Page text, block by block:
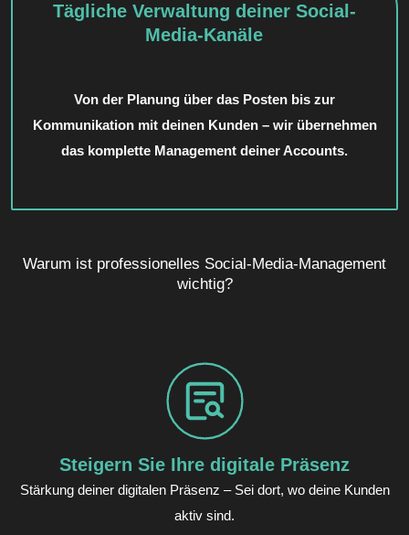
Tägliche Verwaltung deiner Social-
Media-Kanäle
Von der Planung über das Posten bis zur
Kommunikation mit deinen Kunden – wir übernehmen
das komplette Management deiner Accounts.
Warum ist professionelles Social-Media-Management
wichtig?
Steigern Sie Ihre digitale Präsenz
Stärkung deiner digitalen Präsenz – Sei dort, wo deine Kunden
aktiv sind.